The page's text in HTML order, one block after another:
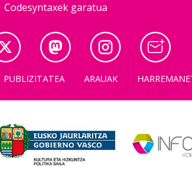
Codesyntaxek garatua
PUBLIZITATEA ARAUAK